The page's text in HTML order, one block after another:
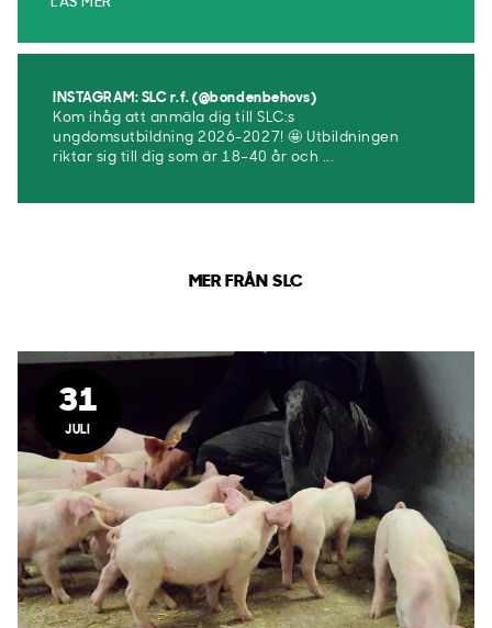
INSTAGRAM: SLC r.f. (@bondenbehovs)
Kom ihåg att anmäla dig till SLC:s
ungdomsutbildning 2026-2027! 🤩 Utbildningen
riktar sig till dig som är 18–40 år och ...
MER FRÅN SLC
31
JULI